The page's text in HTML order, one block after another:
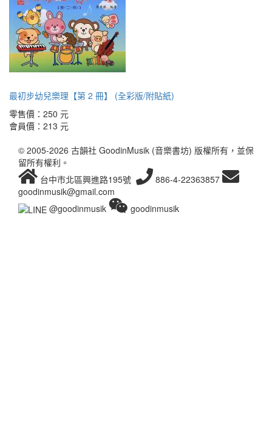
最初步幼兒樂理【第 2 冊】 (全彩版/附貼紙)
零售價： 250 元
會員價： 213 元
© 2005-2026 古韻社 GoodinMusik (音樂書坊) 版權所有，並保
留所有權利。
台中市北區興進路195號
886-4-22363857
goodinmusik@gmail.com
@goodinmusik
goodinmusik